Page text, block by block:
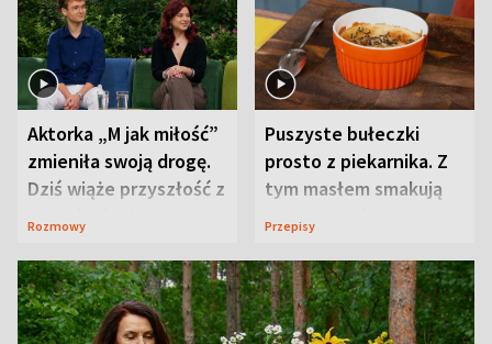
Aktorka „M jak miłość”
zmieniła swoją drogę.
Dziś wiąże przyszłość z
neurobiologią
Rozmowy
Puszyste bułeczki
prosto z piekarnika. Z
tym masłem smakują
jeszcze lepiej
Przepisy